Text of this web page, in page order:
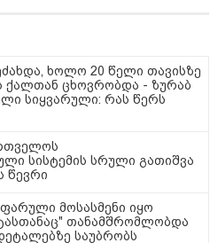
რომელიც საგზაო
შედეგად
და დაღუპულთა
მოიცავს ის?
- ანტალია 849.20
ხოლო 20 წელი თავისზე
ქალთან ცხოვრობდა - ზურაბ
სიყვარული: რას წერს
სისტემის სრული გათიშვა
წევრი
მოსასმენი იყო
თანამშრომლობდა
საუბრობს